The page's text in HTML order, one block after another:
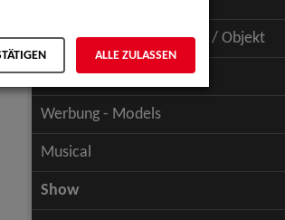
Schauspiel - Figur / Puppe / Objekt
Werbung - Talents
Werbung - Models
Musical
Show
ALLE ZULASSEN